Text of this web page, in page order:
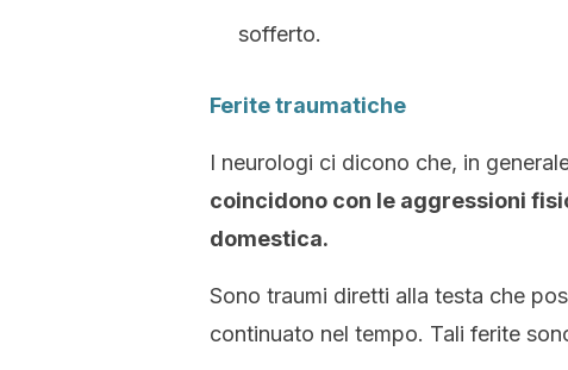
sofferto.
Ferite traumatiche
I neurologi ci dicono che, in
coincidono con le aggressioni
domestica.
Sono traumi diretti alla testa che
continuato nel tempo. Tali ferite